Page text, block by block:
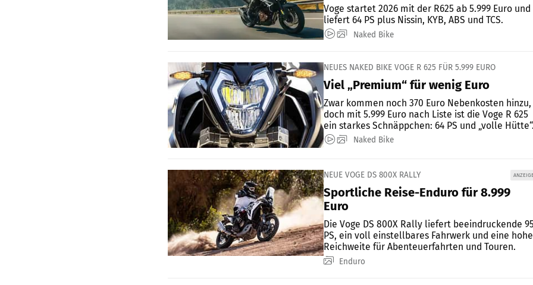
Voge startet 2026 mit der R625 ab 5.999 Euro und
liefert 64 PS plus Nissin, KYB, ABS und TCS.
Naked Bike
NEUES NAKED BIKE VOGE R 625 FÜR 5.999 EURO
Viel „Premium“ für wenig Euro
Zwar kommen noch 370 Euro Nebenkosten hinzu,
doch mit 5.999 Euro nach Liste ist die Voge R 625
ein starkes Schnäppchen: 64 PS und „volle Hütte“.
Naked Bike
ANZEIGE
NEUE VOGE DS 800X RALLY
Sportliche Reise-Enduro für 8.999
Euro
Die Voge DS 800X Rally liefert beeindruckende
PS, ein voll einstellbares Fahrwerk und eine hohe
Reichweite für Abenteuerfahrten und Touren.
Enduro